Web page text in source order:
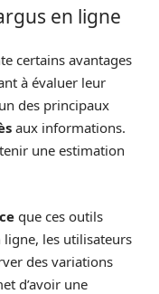
en ligne
certains avantages
à évaluer leur
des principaux
aux informations.
une estimation
que ces outils
les utilisateurs
des variations
d’avoir une